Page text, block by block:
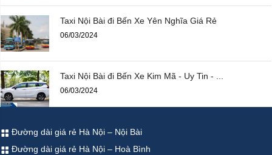
Taxi Nội Bài đi Bến Xe Yên Nghĩa Giá Rẻ
06/03/2024
Taxi Nội Bài đi Bến Xe Kim Mã - Uy Tin - ...
06/03/2024
Đường dài giá rẻ Hà Nội – Nội Bài
Đường dài giá rẻ Hà Nội – Hoà Bình